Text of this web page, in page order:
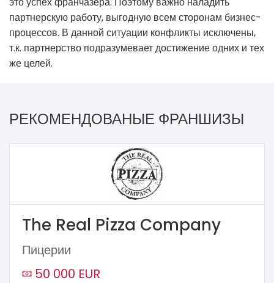
партнерскую работу, выгодную всем сторонам бизнес-
процессов. В данной ситуации конфликты исключены,
т.к. партнерство подразумевает достижение одних и тех
же целей.
РЕКОМЕНДОВАНЫЕ ФРАНШИЗЫ
The Real Pizza Company
Пицерии
50 000 EUR